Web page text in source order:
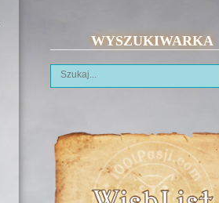
WYSZUKIWARKA